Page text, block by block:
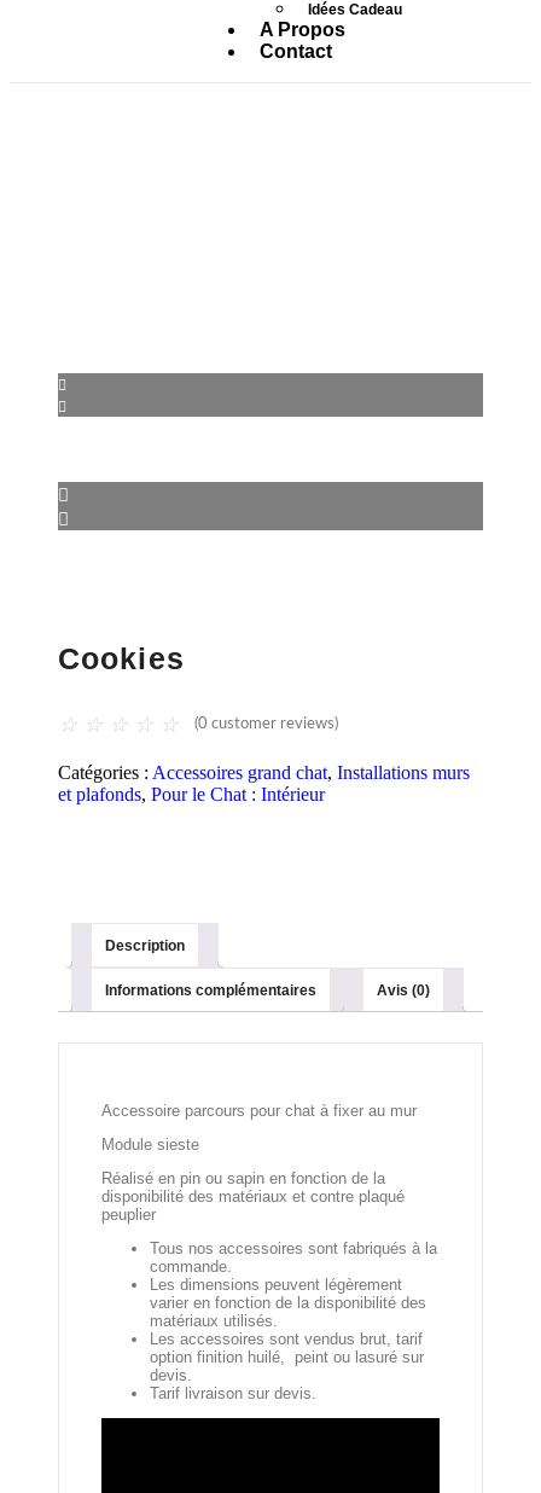
Idées Cadeau
A Propos
Contact
Cookies
☆ ☆ ☆ ☆ ☆ (0 customer reviews)
Catégories : Accessoires grand chat, Installations murs
et plafonds, Pour le Chat : Intérieur
Description
Informations complémentaires Avis (0)
Accessoire parcours pour chat à fixer au mur
Module sieste
Réalisé en pin ou sapin en fonction de la
disponibilité des matériaux et contre plaqué
peuplier
Tous nos accessoires sont fabriqués à la
commande.
Les dimensions peuvent légèrement
varier en fonction de la disponibilité des
matériaux utilisés.
Les accessoires sont vendus brut, tarif
option finition huilé, peint ou lasuré sur
devis.
Tarif livraison sur devis.